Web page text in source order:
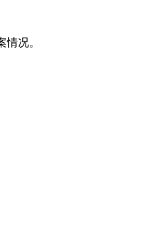
况。